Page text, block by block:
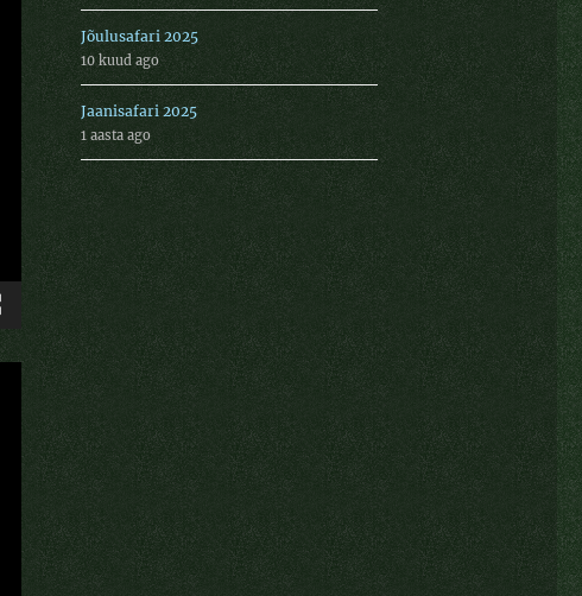
Jõulusafari 2025
10 kuud ago
Jaanisafari 2025
1 aasta ago